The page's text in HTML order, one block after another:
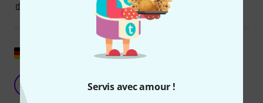
Servis avec amour !
SIGNALER L'ÉVALUATION
MD
Matthias D aus Z 11.07.2019